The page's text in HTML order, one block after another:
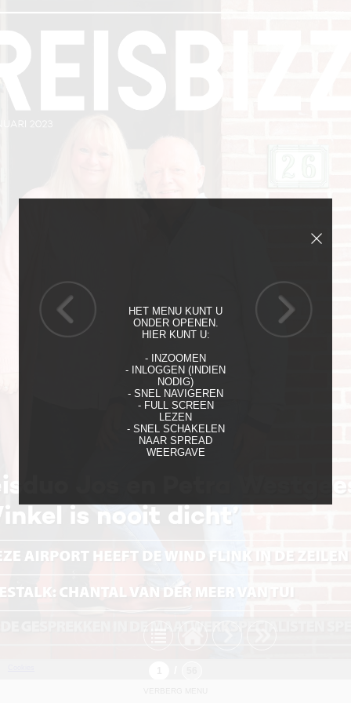
HET MENU KUNT U
ONDER OPENEN.
HIER KUNT U:
- INZOOMEN
- INLOGGEN (INDIEN
NODIG)
- SNEL NAVIGEREN
- FULL SCREEN
LEZEN
- SNEL SCHAKELEN
NAAR SPREAD
WEERGAVE